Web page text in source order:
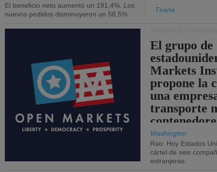
El beneficio neto aumentó un 191,4%. Los
nuevos pedidos disminuyeron un 58,5%.
Tirana
El grupo de
Markets
propone la
una
transporte
Washington
Rao: Hoy Estados
cártel de seis
extranjeras.